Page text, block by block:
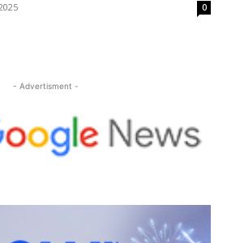
0
- Advertisment -